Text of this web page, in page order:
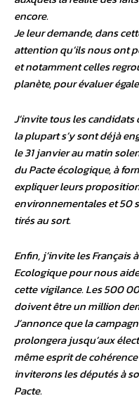
encore.
Je leur demande, dans
attention qu’ils nous ont
et notamment celles
planète, pour évaluer
J’invite tous les
la plupart s’y sont déjà
le 31 janvier au matin
du Pacte écologique, à
expliquer leurs
environnementales et 50
tirés au sort.
Enfin, j’invite les Français
Ecologique pour nous
cette vigilance. Les 500
doivent être un million
J’annonce que la
prolongera jusqu’aux
même esprit de
inviterons les députés à
Pacte.